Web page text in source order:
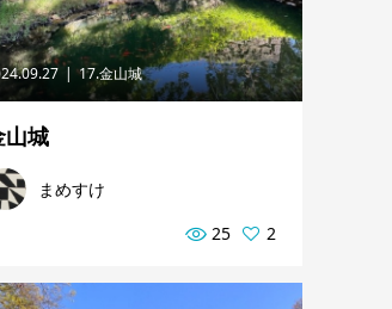
17.金山城
山城
まめすけ
25
2